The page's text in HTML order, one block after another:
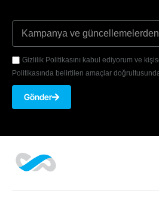
Gizlilik Politikasını kabul ediyorum ve
Politikasında belirtilen amaçlar
Gönder